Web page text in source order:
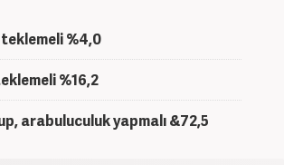
%4,0
%16,2
arabuluculuk yapmalı &72,5